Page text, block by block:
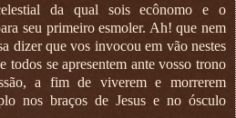
da qual sois ecônomo e o
seu primeiro esmoler. Ah! que nem
dizer que vos invocou em vão nestes
todos se apresentem ante vosso trono
a fim de viverem e morrerem
nos braços de Jesus e no ósculo